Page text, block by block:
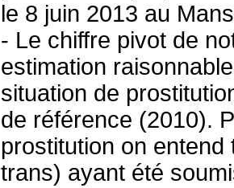
le 8 juin 2013 au
- Le chiffre pivot de
estimation
situation de
de référence (2010).
prostitution on
trans) ayant été